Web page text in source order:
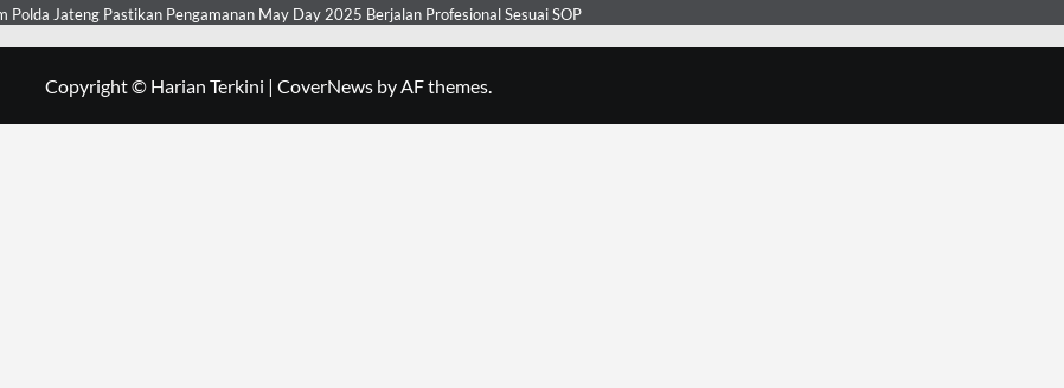
Polda Jateng Pastikan Pengamanan May Day 2025 Berjalan Profesional Sesuai SOP
Copyright © Harian Terkini | CoverNewsby AF themes.